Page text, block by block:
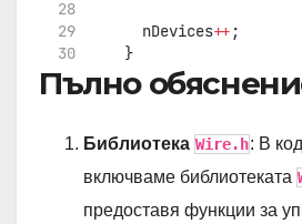
      nDevices
++ ;
    }
else if (error==4) {
      Serial.
print(
        Serial.
print( "0"
    }
  }
Пълно
Библиотека Wire.h: В
включваме библиотеката
предоставя функции за